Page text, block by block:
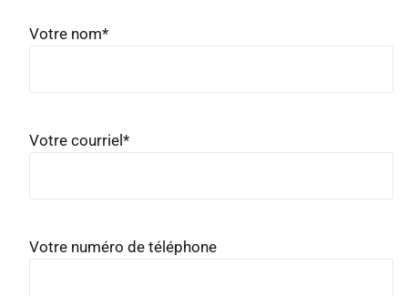
Votre nom*
Votre courriel *
Votre numéro de téléphone